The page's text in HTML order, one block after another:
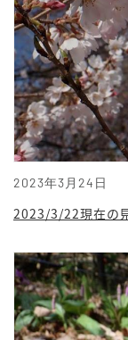
2023年3月24日
2023/3/22現在の